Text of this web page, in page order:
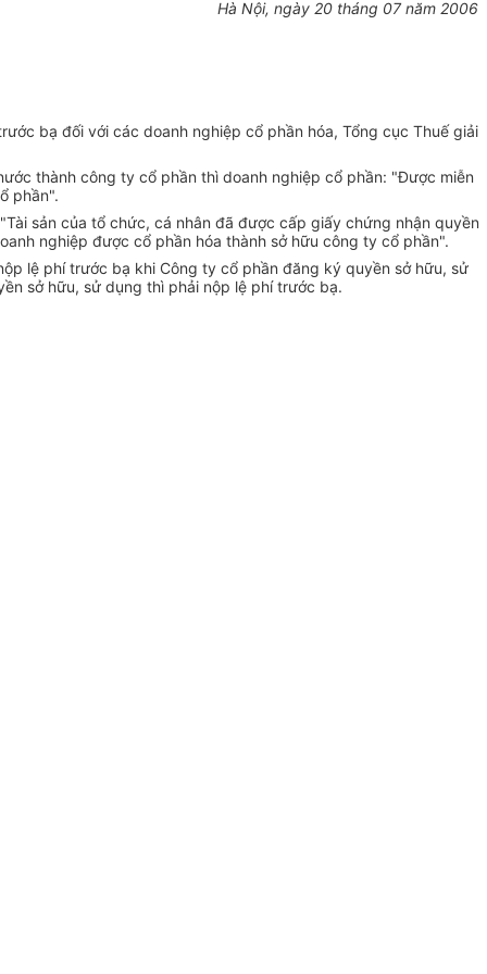
Hà Nội, ngày 20 tháng 07 năm 2006
bạ đối với các doanh nghiệp cổ phần hóa, Tổng cục Thuế giải
thành công ty cổ phần thì doanh nghiệp cổ phần: "Được miễn
phần".
sản của tổ chức, cá nhân đã được cấp giấy chứng nhận quyền
nghiệp được cổ phần hóa thành sở hữu công ty cổ phần".
lệ phí trước bạ khi Công ty cổ phần đăng ký quyền sở hữu, sử
sở hữu, sử dụng thì phải nộp lệ phí trước bạ.